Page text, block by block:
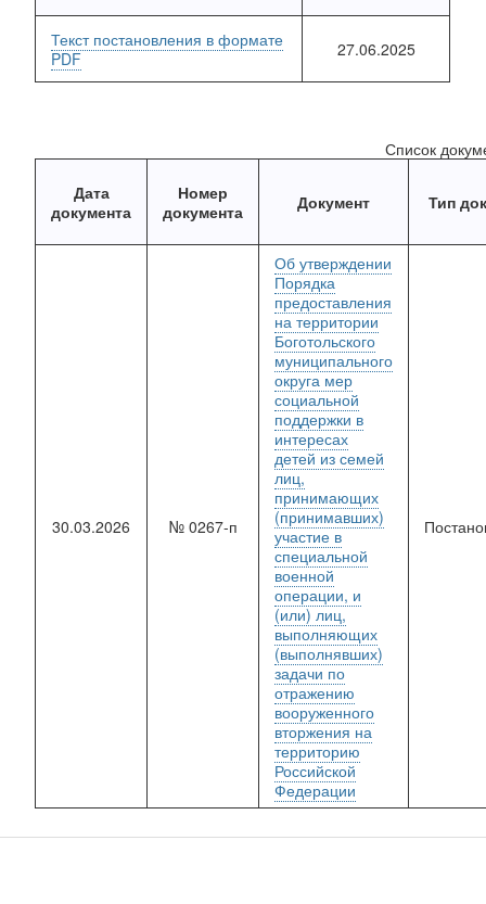
Текст постановления в формате
PDF
27.06.2025
Список
Дата
документа
Номер
документа
Документ Тип
30.03.2026 № 0267-п
Об утверждении
Порядка
предоставления
на территории
Боготольского
муниципального
округа мер
социальной
поддержки в
интересах
детей из семей
лиц,
принимающих
(принимавших)
участие в
специальной
военной
операции, и
(или) лиц,
выполняющих
(выполнявших)
задачи по
отражению
вооруженного
вторжения на
территорию
Российской
Федерации